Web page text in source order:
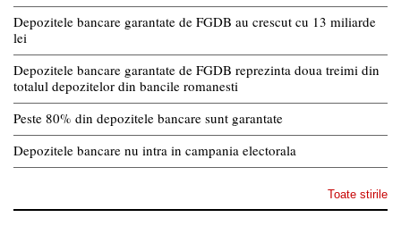
Depozitele bancare garantate de FGDB au crescut cu 13 miliarde
lei
Depozitele bancare garantate de FGDB reprezinta doua treimi din
totalul depozitelor din bancile romanesti
Peste 80% din depozitele bancare sunt garantate
Depozitele bancare nu intra in campania electorala
Toate stirile